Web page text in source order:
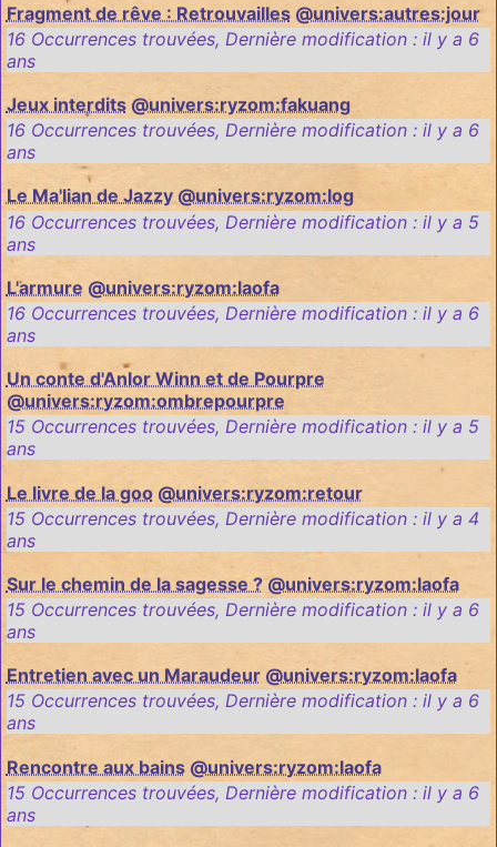
Fragment de rêve : Retrouvailles @univers:autres:jour
16 Occurrences trouvées, Dernière modification : il y a 6
ans
Jeux interdits @univers:ryzom:fakuang
16 Occurrences trouvées, Dernière modification : il y a 6
ans
Le Ma'lian de Jazzy @univers:ryzom:log
16 Occurrences trouvées, Dernière modification : il y a 5
ans
L'armure @univers:ryzom:laofa
16 Occurrences trouvées, Dernière modification : il y a 6
ans
Un conte d'Anlor Winn et de Pourpre
@univers:ryzom:ombrepourpre
15 Occurrences trouvées, Dernière modification : il y a 5
ans
Le livre de la goo @univers:ryzom:retour
15 Occurrences trouvées, Dernière modification : il y a 4
ans
Sur le chemin de la sagesse ? @univers:ryzom:laofa
15 Occurrences trouvées, Dernière modification : il y a 6
ans
Entretien avec un Maraudeur @univers:ryzom:laofa
15 Occurrences trouvées, Dernière modification : il y a 6
ans
Rencontre aux bains @univers:ryzom:laofa
15 Occurrences trouvées, Dernière modification : il y a 6
ans